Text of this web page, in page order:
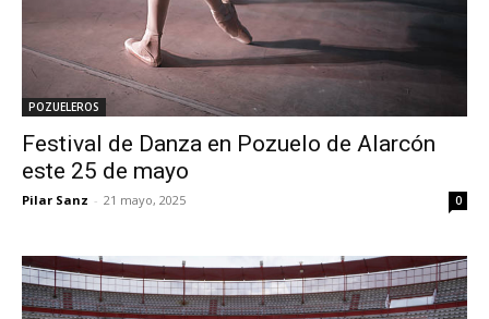
POZUELEROS
Festival de Danza en Pozuelo de Alarcón
este 25 de mayo
Pilar Sanz - 21 mayo, 2025 0